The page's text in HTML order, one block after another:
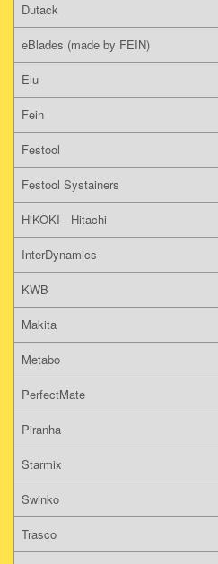
Dutack
eBlades (made by FEIN)
Elu
Fein
Festool
Festool Systainers
HiKOKI - Hitachi
InterDynamics
KWB
Makita
Metabo
PerfectMate
Piranha
Starmix
Swinko
Trasco